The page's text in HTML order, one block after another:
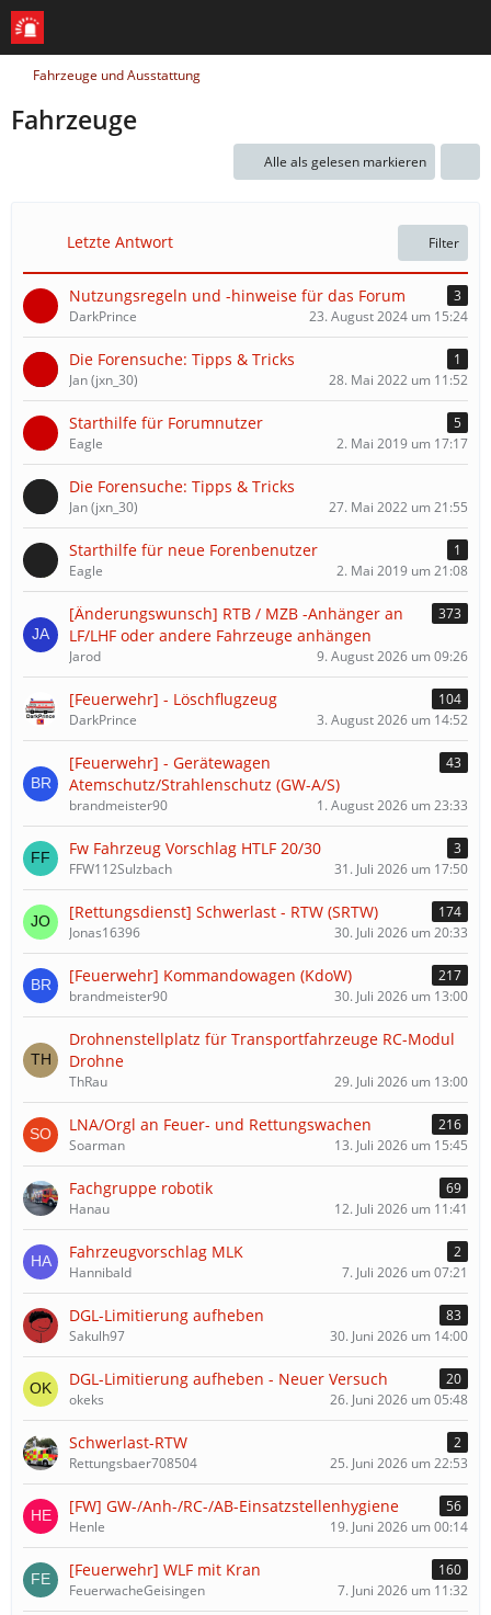
Fahrzeuge und Ausstattung
Fahrzeuge
Alle als gelesen markieren
Letzte Antwort Filter
Nutzungsregeln und -hinweise für das Forum
3
DarkPrince
23. August 2024 um 15:24
Die Forensuche: Tipps & Tricks
1
Jan (jxn_30)
28. Mai 2022 um 11:52
Starthilfe für Forumnutzer
5
Eagle
2. Mai 2019 um 17:17
Die Forensuche: Tipps & Tricks
Jan (jxn_30) 27. Mai 2022 um 21:55
Starthilfe für neue Forenbenutzer
1
Eagle
2. Mai 2019 um 21:08
[Änderungswunsch] RTB / MZB -Anhänger an
LF/LHF oder andere Fahrzeuge anhängen
373
Jarod 9. August 2026 um 09:26
[Feuerwehr] - Löschflugzeug
104
DarkPrince
3. August 2026 um 14:52
[Feuerwehr] - Gerätewagen
Atemschutz/Strahlenschutz (GW-A/S)
43
brandmeister90 1. August 2026 um 23:33
Fw Fahrzeug Vorschlag HTLF 20/30
3
FFW112Sulzbach
31. Juli 2026 um 17:50
[Rettungsdienst] Schwerlast - RTW (SRTW)
174
Jonas16396
30. Juli 2026 um 20:33
[Feuerwehr] Kommandowagen (KdoW)
217
brandmeister90
30. Juli 2026 um 13:00
Drohnenstellplatz für Transportfahrzeuge RC-Modul
Drohne
ThRau 29. Juli 2026 um 13:00
LNA/Orgl an Feuer- und Rettungswachen
216
Soarman
13. Juli 2026 um 15:45
Fachgruppe robotik
69
Hanau
12. Juli 2026 um 11:41
Fahrzeugvorschlag MLK
2
Hannibald
7. Juli 2026 um 07:21
DGL-Limitierung aufheben
83
Sakulh97
30. Juni 2026 um 14:00
DGL-Limitierung aufheben - Neuer Versuch
20
okeks
26. Juni 2026 um 05:48
Schwerlast-RTW
2
Rettungsbaer708504
25. Juni 2026 um 22:53
[FW] GW-/Anh-/RC-/AB-Einsatzstellenhygiene
56
Henle
19. Juni 2026 um 00:14
[Feuerwehr] WLF mit Kran
160
FeuerwacheGeisingen
7. Juni 2026 um 11:32